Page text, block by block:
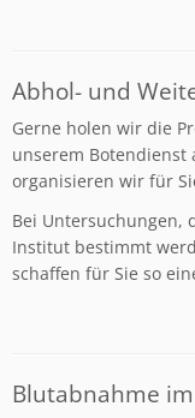
Abhol- und
Gerne holen wir die
unserem Botendienst
organisieren wir für
Bei Untersuchungen,
Institut bestimmt
schaffen für Sie so
Blutabnahme